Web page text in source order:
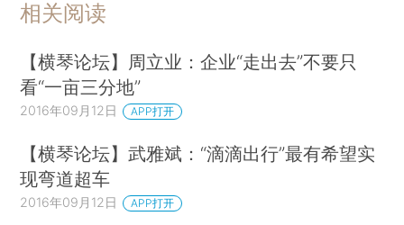
相关阅读
【横琴论坛】周立业：企业“走出去”不要只
看“一亩三分地”
2016年09月12日 APP打开
【横琴论坛】武雅斌：“滴滴出行”最有希望实
现弯道超车
2016年09月12日 APP打开